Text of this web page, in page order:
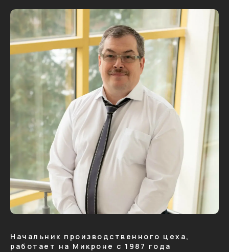
Начальник производственного цеха,
работает на Микроне с 1987 года